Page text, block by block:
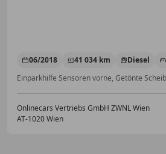
06/2018 41 034 km Diesel
Onlinecars Vertriebs GmbH ZWNL Wien
AT-1020 Wien